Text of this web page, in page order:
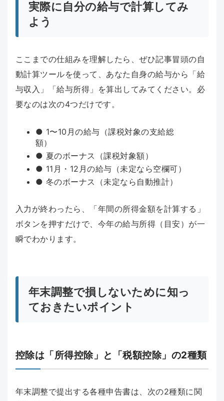
実際に自分の給与で計算してみ
よう
ここまでの仕組みを理解したら、ぜひ記事冒頭の自
動計算ツールを使って、あなた自身の給与から「給
与収入」「給与所得」を算出してみてください。必
要なのは次の4つだけです。
● 1〜10月の給与（課税対象の支給総
額）
● 夏のボーナス（課税対象額）
● 11月・12月の給与（未定なら空欄可）
● 冬のボーナス（未定なら自動推計）
入力が終わったら、「年間の所得金額を計算する」
ボタンを押すだけで、今年の給与所得（目安）が一
瞬でわかります。
年末調整で損しないために知っ
ておきたいポイント
控除は「所得控除」と「税額控除」の2種類
年末調整で提出する各種申告書は、次の2種類に関